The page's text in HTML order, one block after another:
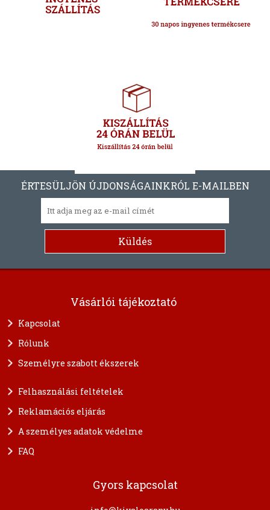
ÉRTESÜLJÖN ÚJDONSÁGAINKRÓL E-MAILBEN
Vásárlói tájékoztató
Kapcsolat
Rólunk
Személyre szabott ékszerek
Felhasználási feltételek
Reklamációs eljárás
A személyes adatok védelme
FAQ
Gyors kapcsolat